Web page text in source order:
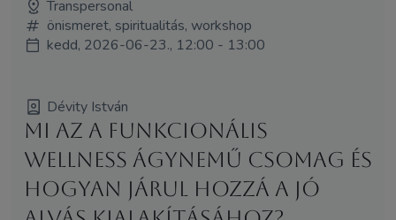
Transpersonal
önismeret, spiritualitás, workshop
kedd, 2026-06-23., 12:00 - 13:00
Dévity István
Mi az a funkcionális
wellness ágynemű csomag és
hogyan járul hozzá a jó